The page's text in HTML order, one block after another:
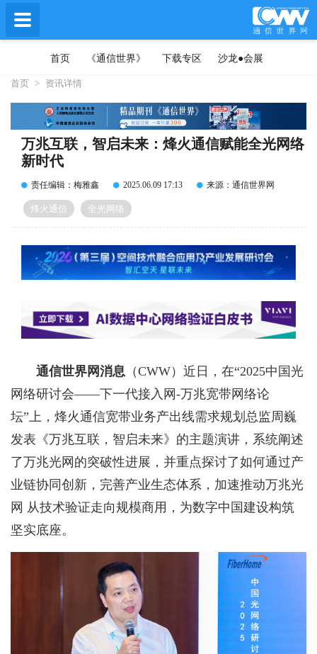
首页 《通信世界》 下载专区 沙龙●会展
首页 > 资讯详情
万兆互联，智启未来：烽火通信赋能全光网络
新时代
责任编辑：梅雅鑫 2025.06.09 17:13 来源：通信世界网
烽火通信 全光网络
通信世界网消息 （CWW） 近日，在“2025中国光
网络研讨会——下一代接入网-万兆宽带网络论
坛”上，烽火通信宽带业务产出线需求规划总监周巍
发表《万兆互联，智启未来》的主题演讲，系统阐述
了万兆光网的突破性进展，并重点探讨了如何通过产
业链协同创新，完善产业生态体系，加速推动万兆光
网 从技术验证走向规模商用，为数字中国建设构筑
坚实底座。